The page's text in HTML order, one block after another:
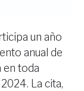
un año
anual de
en toda
La cita,